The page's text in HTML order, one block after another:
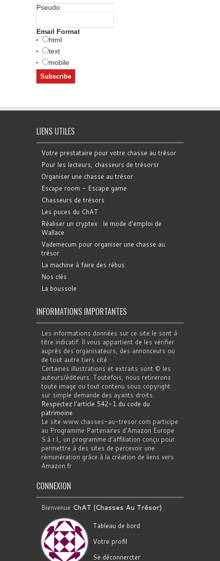
Pseudo
Email Format
html
text
mobile
LIENS UTILES
Votre prestataire pour votre chasse au trésor
Pour les lecteurs, chasseurs de trésorsr
Organiser une chasse au trésor
Escape room - Escape game
Chasseurs de trésors
Les puces du ChAT
Réaliser un cryptex : le mode d'emploi de
Wallace
Vademecum pour organiser une chasse au
trésor
La machine à faire des rébus
Nos clés
La boussole
INFORMATIONS IMPORTANTES
Les informations données sur ce site le sont à
titre indicatif. Il vous appartient de les vérifier
auprès des organisateurs, des annonceurs ou
de tout autre tiers cité.
Certaines illustrations et extraits sont © les
auteurs/éditeurs. Toutefois, nous retirerons
toute image ou tout contenu sous copyright
sur simple demande des ayants droits.
Respectez l'article 542-1 du code du
patrimoine.
Le site www.chasses-au-tresor.com participe
au Programme Partenaires d’Amazon Europe
S.à r.l., un programme d’affiliation conçu pour
permettre à des sites de percevoir une
rémunération grâce à la création de liens vers
Amazon.fr
CONNEXION
Bienvenue ChAT (Chasses Au Trésor) .
Tableau de bord
Votre profil
Se déconnercter